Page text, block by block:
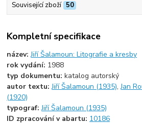
Související zboží 50
Kompletní specifikace
název:Jiří Šalamoun: Litografie a kresby
rok vydání: 1988
typ dokumentu:katalog autorský
autor textu:Jiří Šalamoun (1935),Jan
(1920)
typograf:Jiří Šalamoun (1935)
ID zpracování v abartu: 10186